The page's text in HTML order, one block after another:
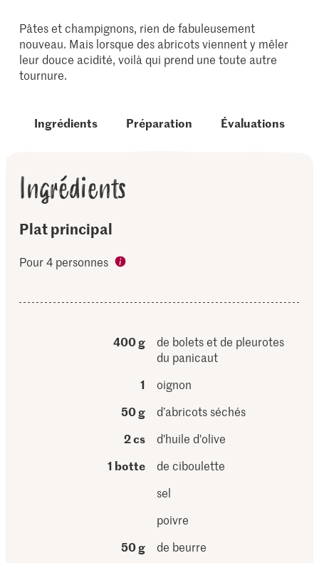
Pâtes et champignons, rien de fabuleusement
nouveau. Mais lorsque des abricots viennent y mêler
leur douce acidité, voilà qui prend une toute autre
tournure.
Ingrédients Préparation Évaluations
Ingrédients
Plat principal
Pour 4 personnes
400 g
de bolets et de pleurotes
du panicaut
1
oignon
50 g
d’abricots séchés
2 cs
d'huile d'olive
1 botte
de ciboulette
sel
poivre
50 g
de beurre